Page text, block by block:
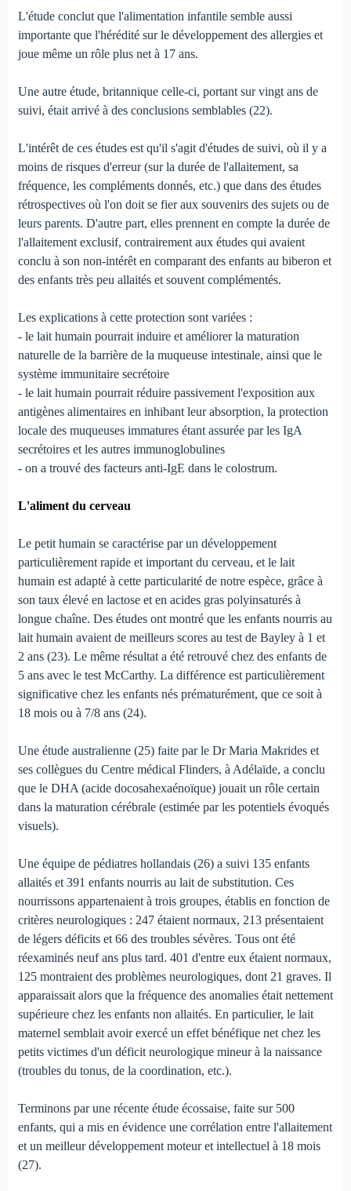
L'étude conclut que l'alimentation infantile semble aussi
importante que l'hérédité sur le développement des allergies et
joue même un rôle plus net à 17 ans.
Une autre étude, britannique celle-ci, portant sur vingt ans de
suivi, était arrivé à des conclusions semblables (22).
L'intérêt de ces études est qu'il s'agit d'études de suivi, où il y a
moins de risques d'erreur (sur la durée de l'allaitement, sa
fréquence, les compléments donnés, etc.) que dans des études
rétrospectives où l'on doit se fier aux souvenirs des sujets ou de
leurs parents. D'autre part, elles prennent en compte la durée de
l'allaitement exclusif, contrairement aux études qui avaient
conclu à son non-intérêt en comparant des enfants au biberon et
des enfants très peu allaités et souvent complémentés.
Les explications à cette protection sont variées :
- le lait humain pourrait induire et améliorer la maturation
naturelle de la barrière de la muqueuse intestinale, ainsi que le
système immunitaire secrétoire
- le lait humain pourrait réduire passivement l'exposition aux
antigènes alimentaires en inhibant leur absorption, la protection
locale des muqueuses immatures étant assurée par les IgA
secrétoires et les autres immunoglobulines
- on a trouvé des facteurs anti-IgE dans le colostrum.
L'aliment du cerveau
Le petit humain se caractérise par un développement
particulièrement rapide et important du cerveau, et le lait
humain est adapté à cette particularité de notre espèce, grâce à
son taux élevé en lactose et en acides gras polyinsaturés à
longue chaîne. Des études ont montré que les enfants nourris au
lait humain avaient de meilleurs scores au test de Bayley à 1 et
2 ans (23). Le même résultat a été retrouvé chez des enfants de
5 ans avec le test McCarthy. La différence est particulièrement
significative chez les enfants nés prématurément, que ce soit à
18 mois ou à 7/8 ans (24).
Une étude australienne (25) faite par le Dr Maria Makrides et
ses collègues du Centre médical Flinders, à Adélaïde, a conclu
que le DHA (acide docosahexaénoïque) jouait un rôle certain
dans la maturation cérébrale (estimée par les potentiels évoqués
visuels).
Une équipe de pédiatres hollandais (26) a suivi 135 enfants
allaités et 391 enfants nourris au lait de substitution. Ces
nourrissons appartenaient à trois groupes, établis en fonction de
critères neurologiques : 247 étaient normaux, 213 présentaient
de légers déficits et 66 des troubles sévères. Tous ont été
réexaminés neuf ans plus tard. 401 d'entre eux étaient normaux,
125 montraient des problèmes neurologiques, dont 21 graves. Il
apparaissait alors que la fréquence des anomalies était nettement
supérieure chez les enfants non allaités. En particulier, le lait
maternel semblait avoir exercé un effet bénéfique net chez les
petits victimes d'un déficit neurologique mineur à la naissance
(troubles du tonus, de la coordination, etc.).
Terminons par une récente étude écossaise, faite sur 500
enfants, qui a mis en évidence une corrélation entre l'allaitement
et un meilleur développement moteur et intellectuel à 18 mois
(27).